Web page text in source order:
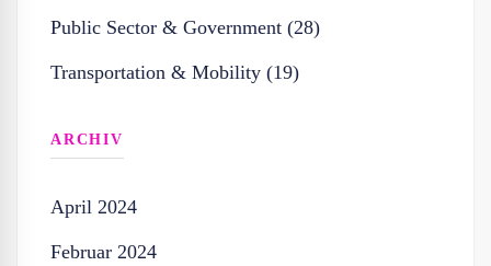
Public Sector & Government (28)
Transportation & Mobility (19)
ARCHIV
April 2024
Februar 2024